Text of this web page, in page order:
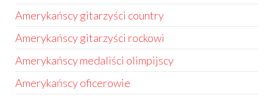
Amerykańscy gitarzyści country
Amerykańscy gitarzyści rockowi
Amerykańscy medaliści olimpijscy
Amerykańscy oficerowie